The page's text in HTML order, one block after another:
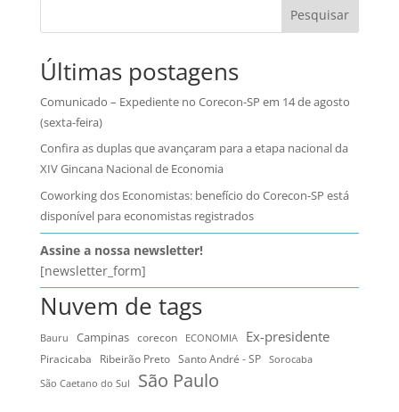
Pesquisar
Últimas postagens
Comunicado – Expediente no Corecon-SP em 14 de agosto
(sexta-feira)
Confira as duplas que avançaram para a etapa nacional da
XIV Gincana Nacional de Economia
Coworking dos Economistas: benefício do Corecon-SP está
disponível para economistas registrados
Assine a nossa newsletter!
[newsletter_form]
Nuvem de tags
Bauru Campinas corecon ECONOMIA Ex-presidente
Piracicaba Ribeirão Preto Santo André - SP
Sorocaba
São Caetano do Sul
São Paulo